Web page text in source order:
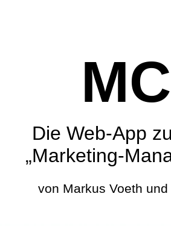
Die Web-App
„Marketing-
von Markus Voeth